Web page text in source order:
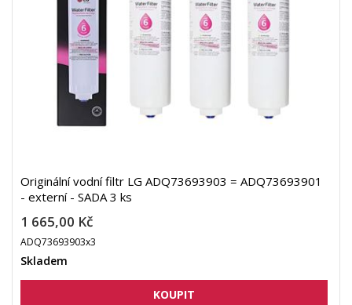
Originální vodní filtr LG ADQ73693903 = ADQ73693901
- externí - SADA 3 ks
1 665,00 Kč
ADQ73693903x3
Skladem